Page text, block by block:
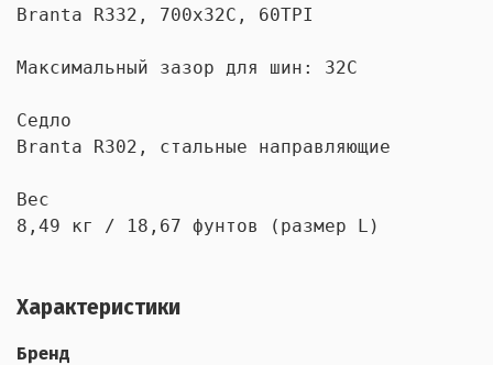
Branta R332, 700x32C, 60TPI
Максимальный зазор для шин: 32C
Седло
Branta R302, стальные направляющие
Вес
8,49 кг / 18,67 фунтов (размер L)
Характеристики
Бренд